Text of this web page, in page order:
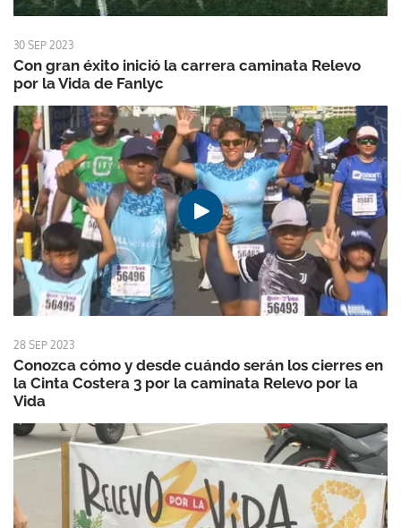
30 SEP 2023
Con gran éxito inició la carrera caminata Relevo
por la Vida de Fanlyc
28 SEP 2023
Conozca cómo y desde cuándo serán los cierres en
la Cinta Costera 3 por la caminata Relevo por la
Vida